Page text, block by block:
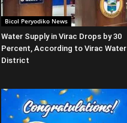
Bicol Peryodiko News
Water Supply in Virac Drops by 30
Percent, According to Virac Water
District